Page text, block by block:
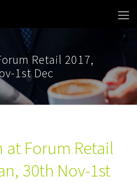
Retail 2017,
1st Dec
at Forum Retail
30th Nov-1st